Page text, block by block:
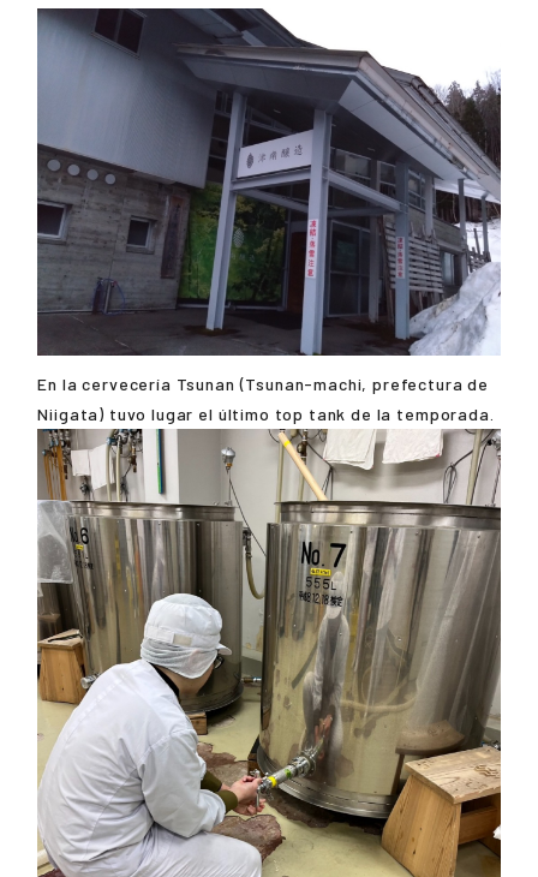
En la cervecería Tsunan (Tsunan-machi, prefectura de
Niigata) tuvo lugar el último top tank de la temporada.